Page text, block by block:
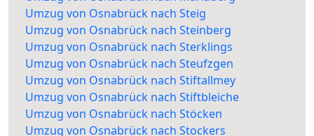
Umzug von Osnabrück nach Steig
Umzug von Osnabrück nach Steinberg
Umzug von Osnabrück nach Sterklings
Umzug von Osnabrück nach Steufzgen
Umzug von Osnabrück nach Stiftallmey
Umzug von Osnabrück nach Stiftbleiche
Umzug von Osnabrück nach Stöcken
Umzug von Osnabrück nach Stockers